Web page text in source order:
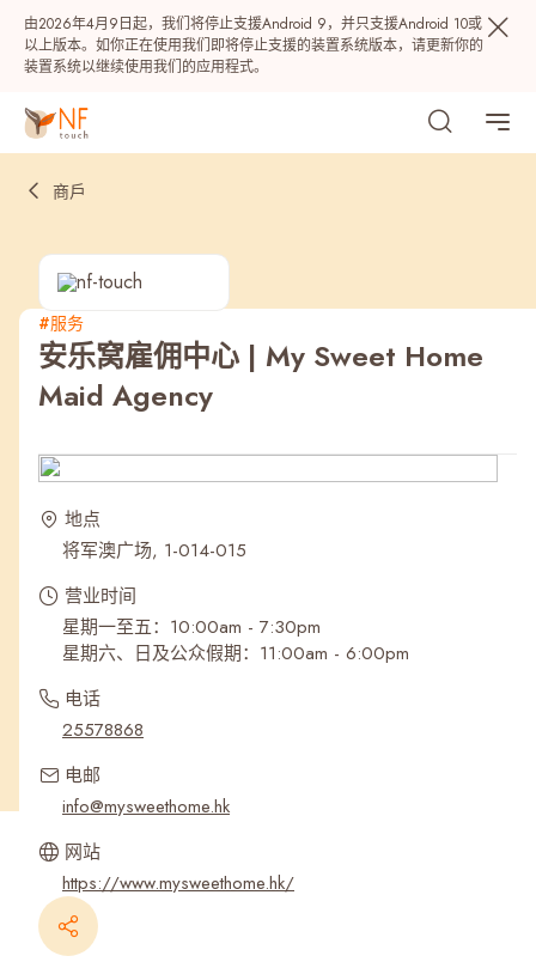
由2026年4月9日起，我们将停止支援Android 9，并只支援Android 10或
以上版本。如你正在使用我们即将停止支援的装置系统版本，请更新你的
装置系统以继续使用我们的应用程式。
热门
最近搜寻纪录
商戶
#服务
安乐窝雇佣中心 | My Sweet Home
Maid Agency
地点
将军澳广场, 1-014-015
营业时间
星期一至五：10:00am - 7:30pm
星期六、日及公众假期：11:00am - 6:00pm
电话
25578868
电邮
info@mysweethome.hk
网站
https://www.mysweethome.hk/